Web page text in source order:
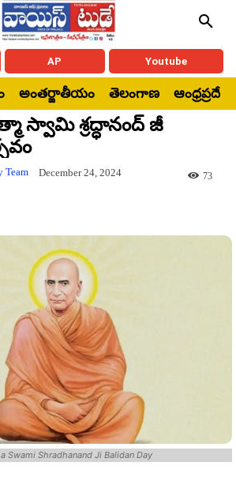
AP Youtube
అంతర్జాతీయం తెలంగాణ ఆంధ్రప్రదేశ్
స్వామి శ్రద్ధానంద్ జీ
Team December 24, 2024 73
Swami Shradhanand Ji Balidan Day